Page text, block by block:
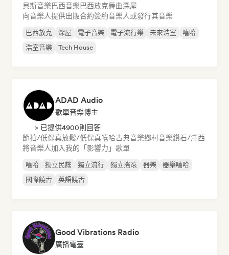
貝斯音樂巴西音樂巴西放克舞曲深屋
向音樂人提供出版合約簽約音樂人或發行其音樂
巴西放克 深屋 電子音樂 電子流行樂 未來浩室
嘻哈
浩室音樂
Tech House
ADAD Audio
歌單音樂博主
> 已提供4900則回答
節拍/低保真放鬆/低保真嘻哈古典音樂鄉村音樂鑽石/澤西
將音樂人加入我的「影響力」歌單
嘻哈 獨立民謠 獨立流行 獨立搖滾 器樂
器樂嘻哈
國際饒舌
英語饒舌
Good Vibrations Radio
廣播電臺